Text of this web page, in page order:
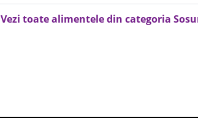
Vezi toate alimentele din categoria